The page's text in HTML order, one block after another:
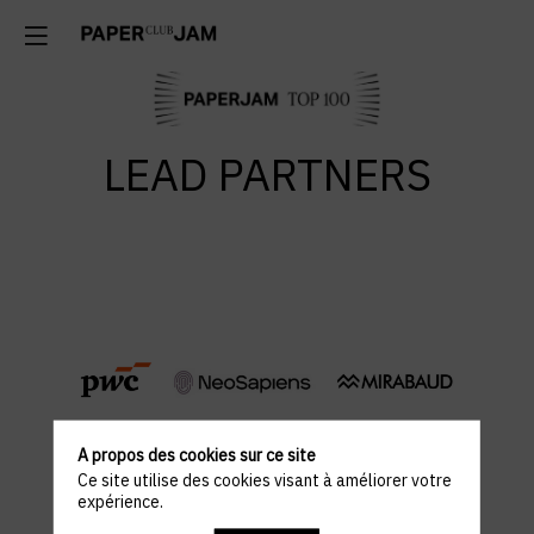
LEAD PARTNERS
Paperjam Top 100 -
A propos des cookies sur ce site
Ce site utilise des cookies visant à améliorer votre
expérience.